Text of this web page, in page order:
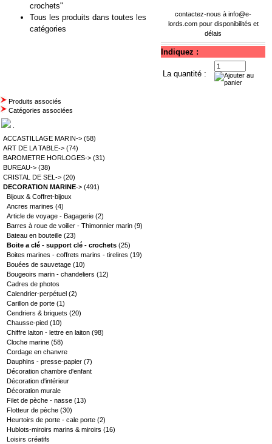
crochets"
Tous les produits dans toutes les
catégories
contactez-nous à info@e-
lords.compour disponibilités et
délais
Indiquez :
La quantité :
Produits associés
Catégories associées
ACCASTILLAGE MARIN-> (58)
ART DE LA TABLE-> (74)
BAROMETRE HORLOGES-> (31)
BUREAU-> (38)
CRISTAL DE SEL-> (20)
DECORATION MARINE-> (491)
Bijoux & Coffret-bijoux
Ancres marines (4)
Article de voyage - Bagagerie (2)
Barres à roue de voilier - Thimonnier marin (9)
Bateau en bouteille (23)
Boite a clé - support clé - crochets (25)
Boites marines - coffrets marins - tirelires (19)
Bouées de sauvetage (10)
Bougeoirs marin - chandeliers (12)
Cadres de photos
Calendrier-perpétuel (2)
Carillon de porte (1)
Cendriers & briquets (20)
Chausse-pied (10)
Chiffre laiton - lettre en laiton (98)
Cloche marine (58)
Cordage en chanvre
Dauphins - presse-papier (7)
Décoration chambre d'enfant
Décoration d'intérieur
Décoration murale
Filet de pèche - nasse (13)
Flotteur de pèche (30)
Heurtoirs de porte - cale porte (2)
Hublots-miroirs marins & miroirs (16)
Loisirs créatifs